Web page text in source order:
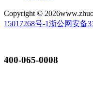
Copyright ©
15017268号-1浙公网安备
400-065-0008